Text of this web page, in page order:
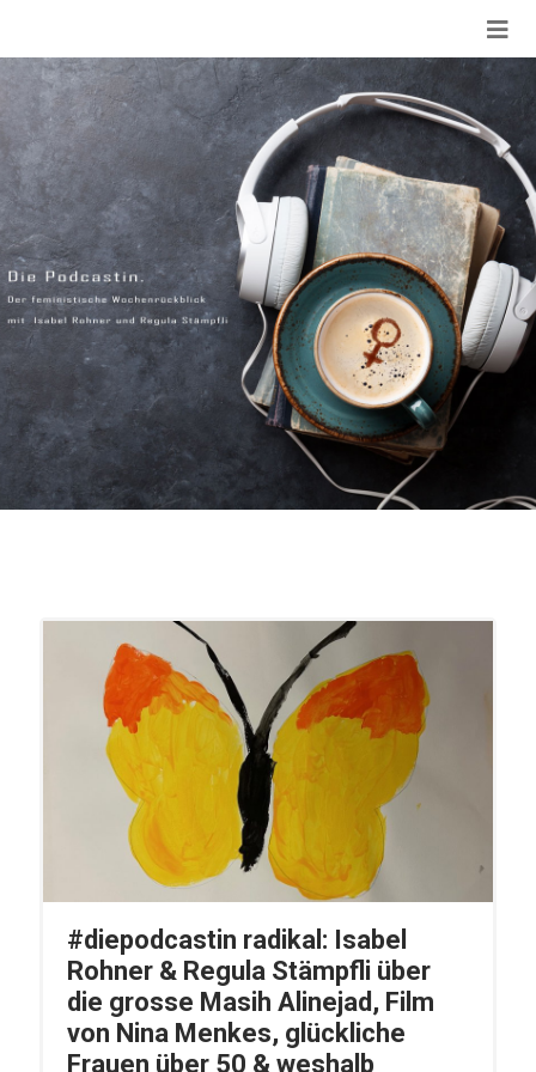
#diepodcastin radikal: Isabel
Rohner & Regula Stämpfli über
die grosse Masih Alinejad, Film
von Nina Menkes, glückliche
Frauen über 50 & weshalb